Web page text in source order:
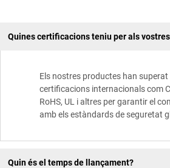
Quines certificacions teniu per als
Els nostres productes han superat
certificacions internacionals com
RoHS, UL i altres per garantir el
amb els estàndards de seguretat
Quin és el temps de llançament?